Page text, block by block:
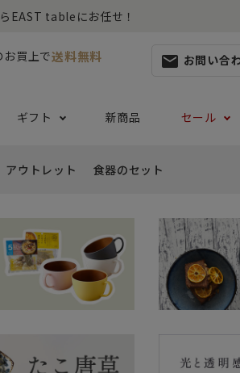
EAST tableにお任せ！
お買上で送料無料 mail お問い合
ダボウル
- 汁椀
- どんぶり・丼
- ラーメン鉢
食品 ~から
白い食器セ
まとめ買い
ギフト
- 有料ラッ
- Eギフト
新商品 セール
アウトレット 食器のセット